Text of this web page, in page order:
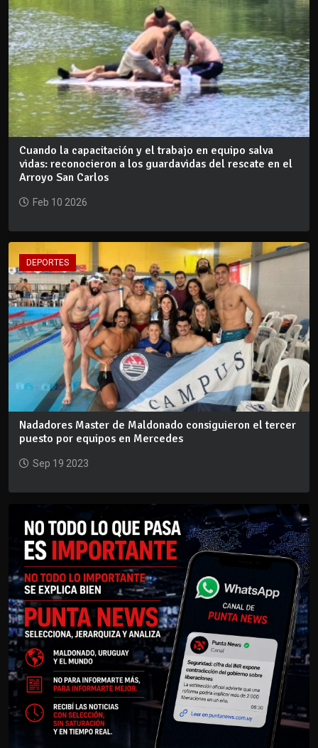
Cuando la capacitación y el trabajo en equipo salva
vidas: reconocieron a los guardavidas del rescate en el
Arroyo San Carlos
Feb 10 2026
DEPORTES
Nadadores Master de Maldonado consiguieron el tercer
puesto por equipos en Mercedes
Sep 19 2023